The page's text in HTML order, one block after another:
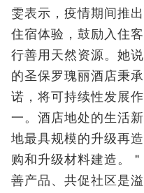
雯表示，疫情期间推
住宿体验，鼓励入住
行善用天然资源。她
的圣保罗瑰丽酒店秉
诺，将可持续性发展
一。酒店地处的生活
地最具规模的升级再
购和升级材料建造。
善产品、共促社区是